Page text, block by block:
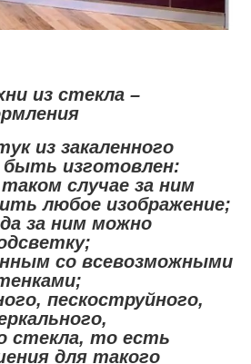
из стекла –
из закаленного
изготовлен:
случае за ним
любое изображение;
за ним можно
со всевозможными
пескоструйного,
стекла, то есть
для такого